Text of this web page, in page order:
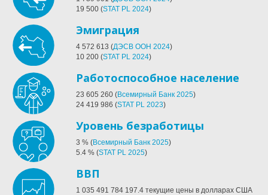
19 500 (STAT PL 2024)
Эмиграция
4 572 613 (ДЭСВ ООН 2024)
10 200 (STAT PL 2024)
Работоспособное население
23 605 260 (Всемирный Банк 2025)
24 419 986 (STAT PL 2023)
Уровень безработицы
3 % (Всемирный Банк 2025)
5.4 % (STAT PL 2025)
ВВП
1 035 491 784 197.4 текущие цены в долларах США